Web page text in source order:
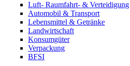
Luft- Raumfahrt- & Verteidigung
Automobil & Transport
Lebensmittel & Getränke
Landwirtschaft
Konsumgüter
Verpackung
BFSI